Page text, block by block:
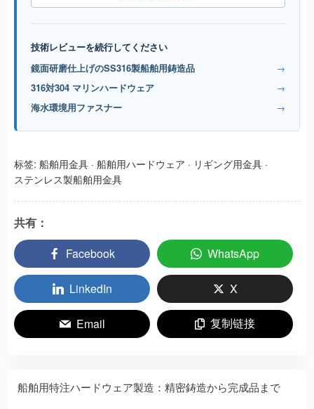
技術レビューを続行してください
鏡面研磨仕上げのSS316製船舶用鋳造品
→
316対304 マリンハードウェア
→
海水環境用ファスナー
→
标签: 船舶用金具 · 船舶用ハードウェア · リギング用金具 ·
ステンレス製船舶用金具
共有：
Facebook
WhatsApp
LinkedIn X
Email 复制链接
船舶用特注ハードウェア製造：精密鋳造から完成品まで